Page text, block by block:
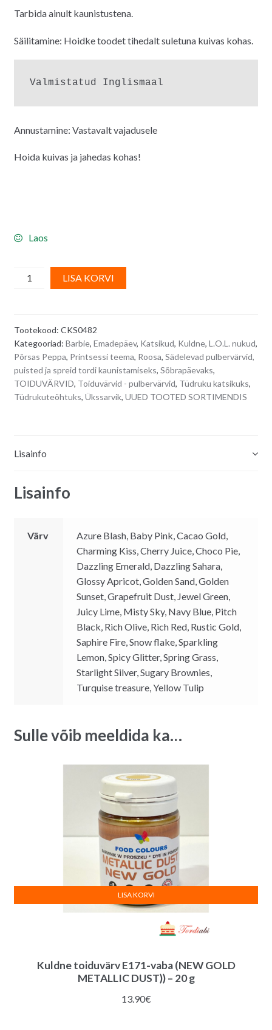
Tarbida ainult kaunistustena.
Säilitamine: Hoidke toodet tihedalt suletuna kuivas kohas.
Valmistatud Inglismaal
Annustamine: Vastavalt vajadusele
Hoida kuivas ja jahedas kohas!
Laos
Roosa
pumpsprei
ROSE
GOLD
10
g
LISA KORVI
n
t
i
Tootekood: CKS0482
Kategooriad: Barbie, Emadepäev, Katsikud, Kuldne, L.O.L. nukud,
Põrsas Peppa, Printsessi teema, Roosa, Sädelevad pulbervärvid,
puisted ja spreid tordi kaunistamiseks, Sõbrapäevaks,
TOIDUVÄRVID, Toiduvärvid - pulbervärvid, Tüdruku katsikuks,
Tüdrukuteõhtuks, Ükssarvik, UUED TOOTED SORTIMENDIS
Lisainfo
Lisainfo
Värv
Azure Blash, Baby Pink, Cacao Gold,
Charming Kiss, Cherry Juice, Choco Pie,
Dazzling Emerald, Dazzling Sahara,
Glossy Apricot, Golden Sand, Golden
Sunset, Grapefruit Dust, Jewel Green,
Juicy Lime, Misty Sky, Navy Blue, Pitch
Black, Rich Olive, Rich Red, Rustic Gold,
Saphire Fire, Snow flake, Sparkling
Lemon, Spicy Glitter, Spring Grass,
Starlight Silver, Sugary Brownies,
Turquise treasure, Yellow Tulip
Sulle võib meeldida ka…
Kuldne toiduvärv E171-vaba (NEW GOLD
METALLIC DUST)) – 20 g
13.90€
LISA KORVI